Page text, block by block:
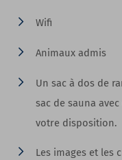
Wifi
Animaux admis
Un sac à dos de
sac de sauna
votre disposition.
Les images et les